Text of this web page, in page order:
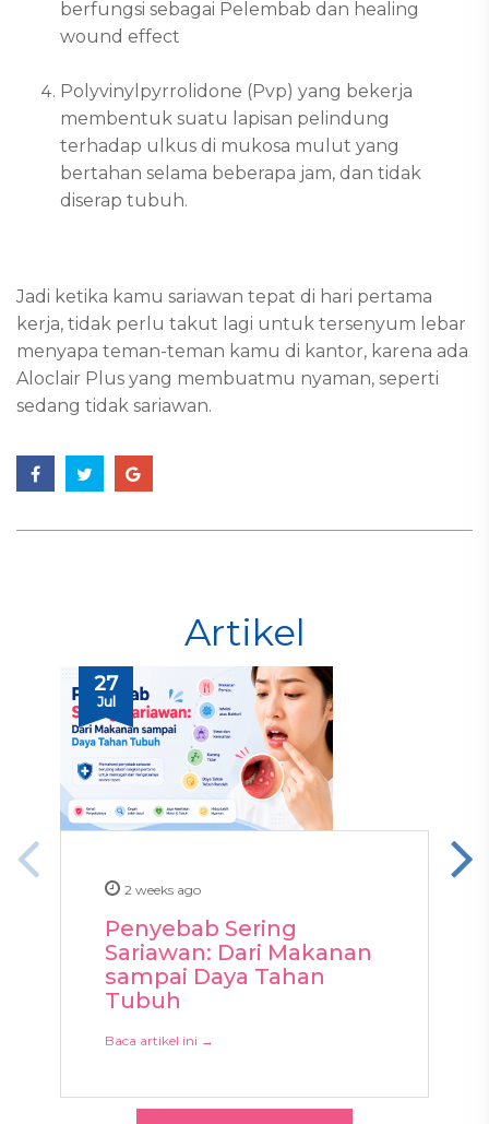
berfungsi sebagai Pelembab dan healing
wound effect
Polyvinylpyrrolidone (Pvp) yang bekerja
membentuk suatu lapisan pelindung
terhadap ulkus di mukosa mulut yang
bertahan selama beberapa jam, dan tidak
diserap tubuh.
Jadi ketika kamu sariawan tepat di hari pertama
kerja, tidak perlu takut lagi untuk tersenyum lebar
menyapa teman-teman kamu di kantor, karena ada
Aloclair Plus yang membuatmu nyaman, seperti
sedang tidak sariawan.
Artikel
27
Jul
2 weeks ago
Penyebab Sering
Sariawan: Dari Makanan
sampai Daya Tahan
Tubuh
Baca artikel ini →